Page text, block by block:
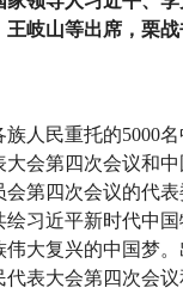
岐山等出席，栗战
人民重托的5000
会第四次会议和
第四次会议的代
绘习近平新时代中
大复兴的中国梦
代表大会第四次会